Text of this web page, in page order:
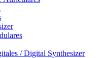
/ Digital Synthesizer